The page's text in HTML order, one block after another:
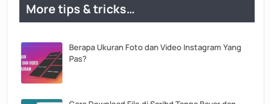
More tips & tricks…
Berapa Ukuran Foto dan Video Instagram Yang
Pas?